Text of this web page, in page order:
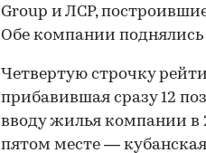
Group и ЛСР,
Обе компании поднялись
Четвертую строчку
прибавившая сразу 12
вводу жилья компании в
пятом месте —